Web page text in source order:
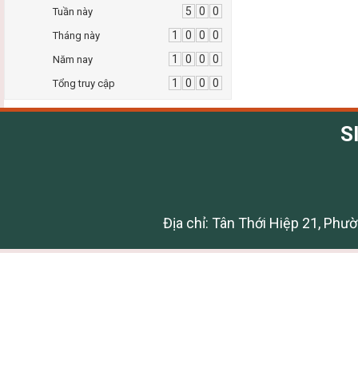
Tuần này 5 0 0
Tháng này 1 0 0 0
Năm nay 1 0 0 0
Tổng truy cập 1 0 0 0
Địa chỉ: Tân Thới Hiệp 21,